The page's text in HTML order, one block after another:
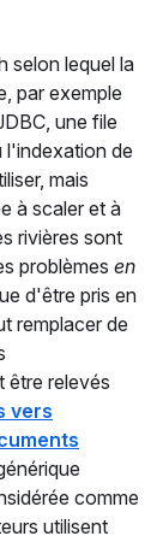
selon lequel la
par exemple
une file
l'indexation de
mais
à scaler et à
rivières sont
problèmes en
d'être pris en
remplacer de
être relevés
vers
comme
utilisent